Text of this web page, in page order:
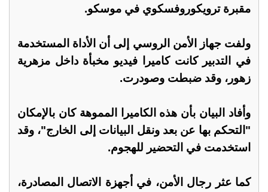
مقبرة ترويكوروفسكوي في موسكو.
ولفت جهاز الأمن الروسي إلى أن الأداة المستخدمة
في التدبير كانت كاميرا فيديو مخبأة داخل مزهرية
زهور، وقد ضبطت وصودرت.
وأفاد البيان بأن هذه الكاميرا المموهة كان بالإمكان
"التحكم بها عن بعد ونقل البيانات إلى الخارج"، وقد
استخدمت في التحضير للهجوم.
كما عثر رجال الأمن، في أجهزة الاتصال المصادرة،